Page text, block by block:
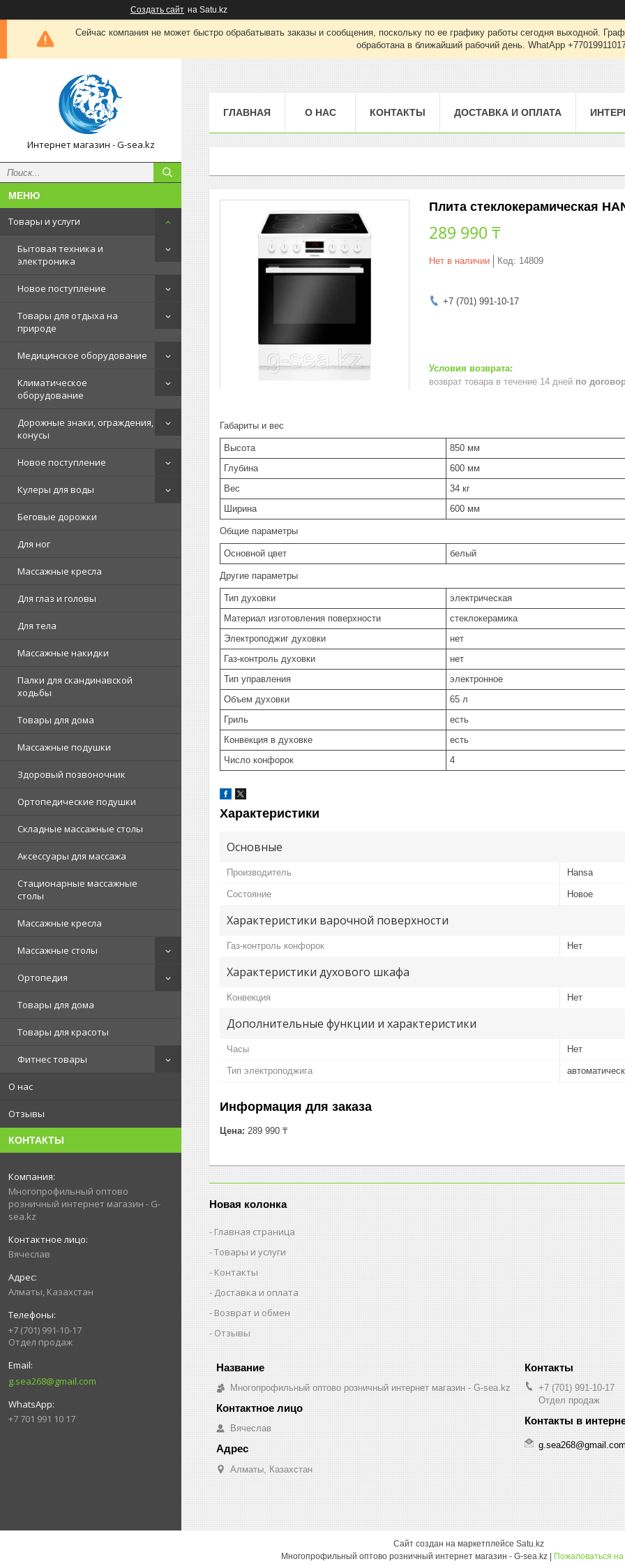
Создать сайт на Satu.kz
Сейчас компания не может быстро обрабатывать заказы и сообщения, поскольку по ее графику работы сегодня выходной.
обработана в ближайший рабочий день. WhatApp
Интернет магазин - G-sea.kz
Товары и услуги
Бытовая техника и
электроника
Новое поступление
Товары для отдыха на
природе
Медицинское оборудование
Климатическое
оборудование
Дорожные знаки, ограждения,
конусы
Новое поступление
Кулеры для воды
Беговые дорожки
Для ног
Массажные кресла
Для глаз и головы
Для тела
Массажные накидки
Палки для скандинавской
ходьбы
Товары для дома
Массажные подушки
Здоровый позвоночник
Ортопедические подушки
Складные массажные столы
Аксессуары для массажа
Стационарные массажные
столы
Массажные кресла
Массажные столы
Ортопедия
Товары для дома
Товары для красоты
Фитнес товары
О нас
Отзывы
КОНТАКТЫ
Многопрофильный оптово
розничный интернет магазин - G-
sea.kz
Вячеслав
Алматы, Казахстан
+7 (701) 991-10-17
Отдел продаж
g.sea268@gmail.com
+7 701 991 10 17
ГЛАВНАЯ О НАС КОНТАКТЫ ДОСТАВКА И ОПЛАТА
Плита стеклокерамическая
289 990 ₸
Нет в наличии Код: 14809
+7 (701) 991-10-17
возврат товара в течение 14 дней по
Габариты и вес
Высота
850 мм
Глубина
600 мм
Вес
34 кг
Ширина
600 мм
Общие параметры
Основной цвет белый
Другие параметры
Тип духовки
электрическая
Материал изготовления поверхности
стеклокерамика
Электроподжиг духовки
нет
Газ-контроль духовки
нет
Тип управления
электронное
Объем духовки
65 л
Гриль
есть
Конвекция в духовке
есть
Число конфорок
4
Характеристики
Основные
Производитель Hansa
Состояние Новое
Характеристики варочной поверхности
Газ-контроль конфорок Нет
Характеристики духового шкафа
Конвекция Нет
Дополнительные функции и характеристики
Часы Нет
Тип электроподжига
Информация для заказа
Цена: 289 990 ₸
Новая колонка
Главная страница
Товары и услуги
Контакты
Доставка и оплата
Возврат и обмен
Отзывы
Многопрофильный оптово розничный интернет магазин - G-sea.kz
Вячеслав
Алматы, Казахстан
+7 (701) 991-10-17
Отдел продаж
Сайт создан на маркетплейсе Satu.kz
Пожаловаться на